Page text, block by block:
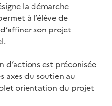
la démarche
à l’élève de
son projet
d’actions est préconisée
axes du soutien au
orientation du projet